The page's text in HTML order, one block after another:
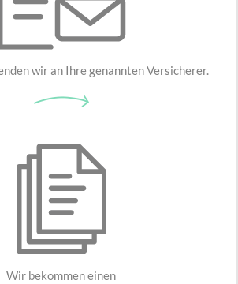
wir an Ihre genannten Versicherer.
Wir bekommen einen